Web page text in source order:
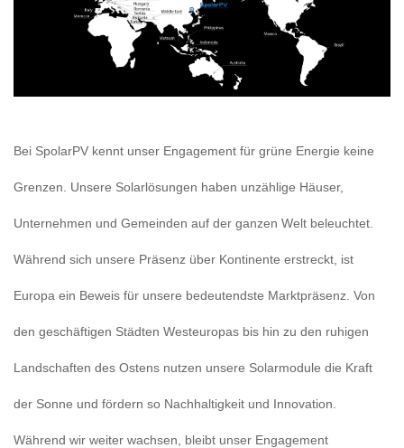
Bei SpolarPV kennt unser Engagement für grüne Energie keine
Grenzen. Unsere Solarlösungen haben unzählige Häuser,
Unternehmen und Gemeinden auf der ganzen Welt beleuchtet.
Während sich unsere Präsenz über Kontinente erstreckt, ist
Europa ein Beweis für unsere bedeutendste Marktpräsenz. Von
den geschäftigen Städten Westeuropas bis hin zu den ruhigen
Landschaften des Ostens nutzen unsere Solarmodule die Kraft
der Sonne und fördern so Nachhaltigkeit und Innovation.
Während wir weiter wachsen, bleibt unser Engagement